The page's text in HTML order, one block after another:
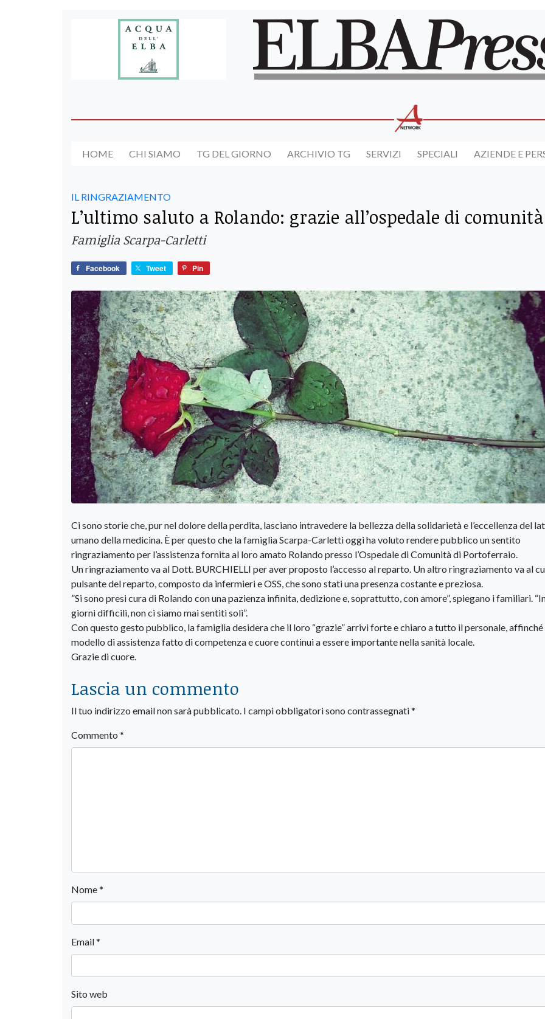
HOME CHI SIAMO TG DEL GIORNO ARCHIVIO TG SERVIZI SPECIALI AZIENDE E
IL RINGRAZIAMENTO
L’ultimo saluto a Rolando: grazie all’ospedale di comunità
Famiglia Scarpa-Carletti
Facebook Tweet Pin
Ci sono storie che, pur nel dolore della perdita, lasciano intravedere la bellezza della solidarietà e l’eccellenza del
umano della medicina. È per questo che la famiglia Scarpa-Carletti oggi ha voluto rendere pubblico un sentito
ringraziamento per l’assistenza fornita al loro amato Rolando presso l’Ospedale di Comunità di Portoferraio.
​Un ringraziamento va al Dott. BURCHIELLI per aver proposto l’accesso al reparto. Un altro ringraziamento va al
pulsante del reparto, composto da infermieri e OSS, che sono stati una presenza costante e preziosa.
​”Si sono presi cura di Rolando con una pazienza infinita, dedizione e, soprattutto, con amore”, spiegano i familiari.
giorni difficili, non ci siamo mai sentiti soli”.
​Con questo gesto pubblico, la famiglia desidera che il loro “grazie” arrivi forte e chiaro a tutto il personale, affinché
modello di assistenza fatto di competenza e cuore continui a essere importante nella sanità locale.
Grazie di cuore.
Lascia un commento
Il tuo indirizzo email non sarà pubblicato. I campi obbligatori sono contrassegnati*
Commento *
Nome*
Email*
Sito web